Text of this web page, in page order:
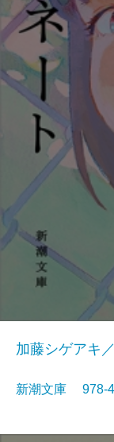
加藤シゲアキ
新潮文庫 978-